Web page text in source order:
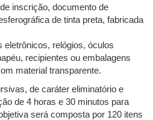
inscrição, documento de
de tinta preta, fabricada
eletrônicos, relógios, óculos
recipientes ou embalagens
material transparente.
de caráter eliminatório e
de 4 horas e 30 minutos para
será composta por 120 itens